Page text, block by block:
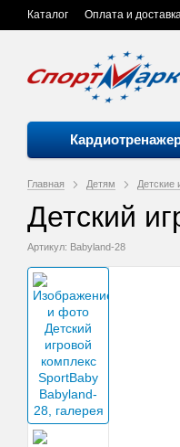
Каталог Оплата и
Главная Детям Детские
Детский
Артикул: Babyland-28